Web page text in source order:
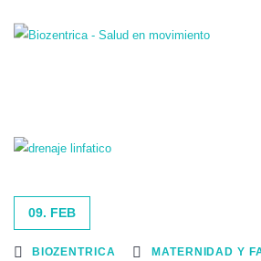
09. FEB
BIOZENTRICA MATERNIDAD Y